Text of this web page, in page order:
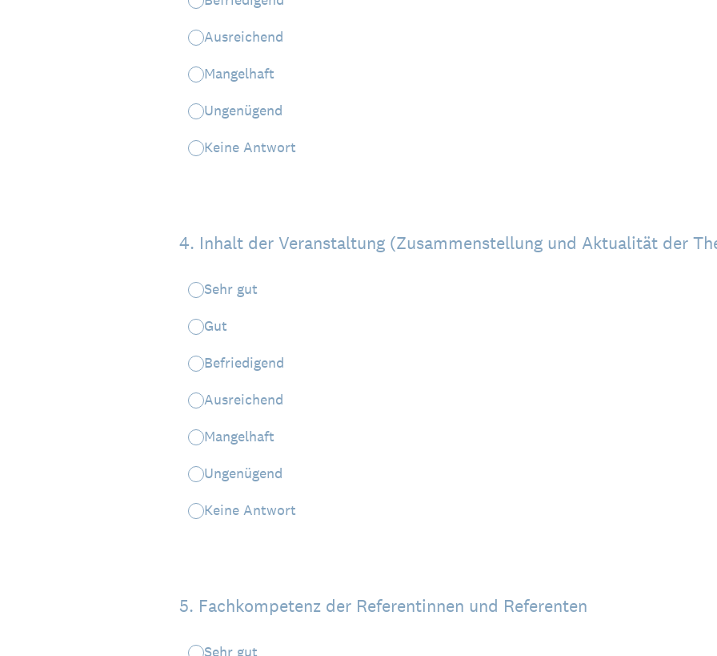
Ausreichend
Mangelhaft
Ungenügend
Keine Antwort
4. Inhalt der Veranstaltung (Zusammenstellung und Aktualität der
Sehr gut
Gut
Befriedigend
Ausreichend
Mangelhaft
Ungenügend
Keine Antwort
5. Fachkompetenz der Referentinnen und Referenten
Sehr gut